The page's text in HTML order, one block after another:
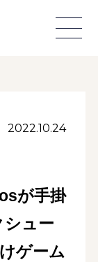
2022.10.24
が手掛
ュー
ゲーム